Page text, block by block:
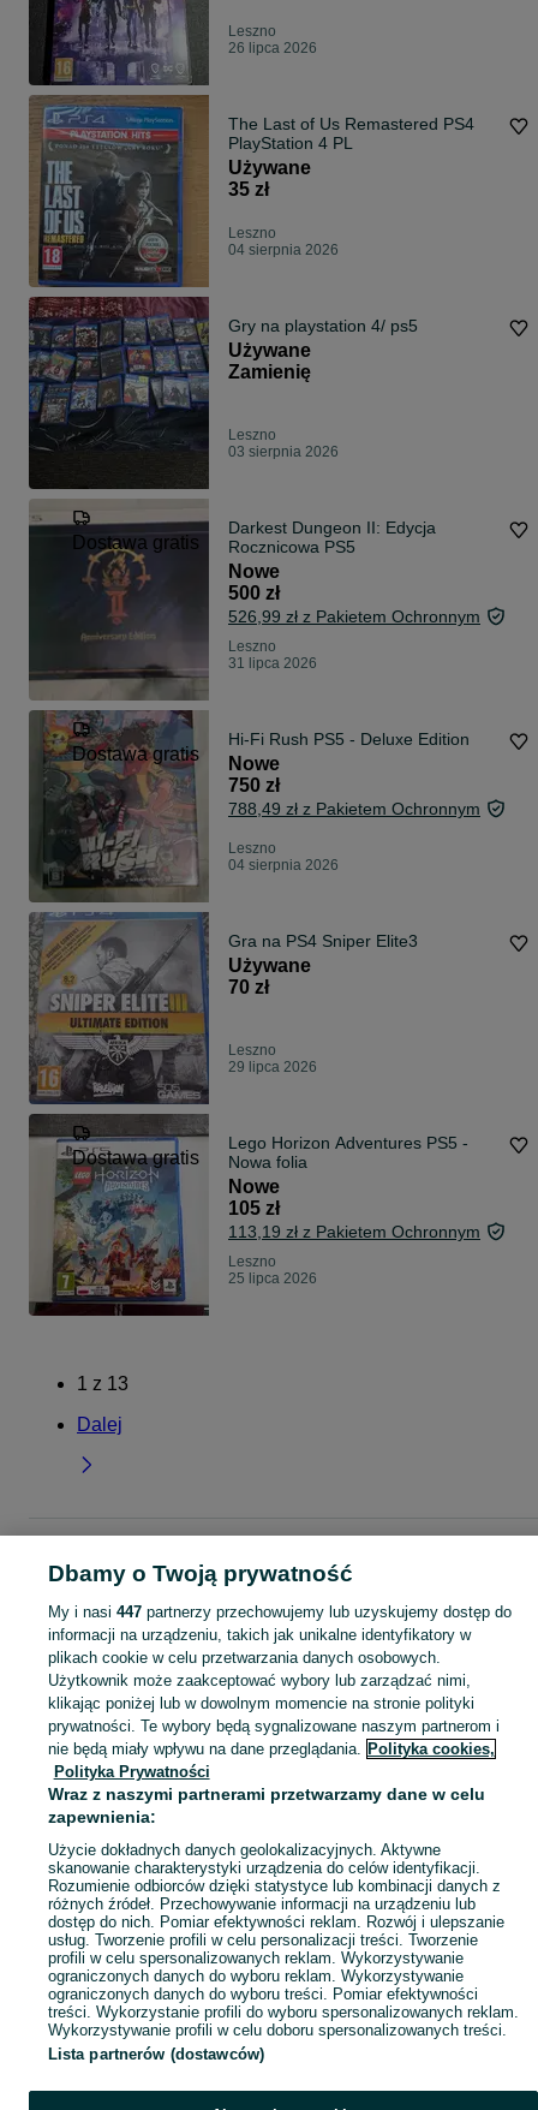
Leszno
26 lipca 2026
The Last of Us Remastered PS4
PlayStation 4 PL
Używane
35 zł
Leszno
04 sierpnia 2026
Gry na playstation 4/ ps5
Używane
Zamienię
Leszno
03 sierpnia 2026
Dostawa gratis
Darkest Dungeon II: Edycja
Rocznicowa PS5
Nowe
500 zł
526,99 zł z Pakietem Ochronnym
Leszno
31 lipca 2026
Dostawa gratis
Hi-Fi Rush PS5 - Deluxe Edition
Nowe
750 zł
788,49 zł z Pakietem Ochronnym
Leszno
04 sierpnia 2026
Gra na PS4 Sniper Elite3
Używane
70 zł
Leszno
29 lipca 2026
Dostawa gratis
Lego Horizon Adventures PS5 -
Nowa folia
Nowe
105 zł
113,19 zł z Pakietem Ochronnym
Leszno
25 lipca 2026
1 z 13
Dalej
Wielkopolskie
PlayStation - Leszno
KATEGORIA
Zobacz
Mapa kategorii
Mapa miejscowości
Mapa ministron
Popularne wyszukiwania
Dbamy o Twoją prywatność
My i nasi 447partnerzy przechowujemy lub uzyskujemy dostęp do
informacji na urządzeniu, takich jak unikalne identyfikatory w
plikach cookie w celu przetwarzania danych osobowych.
Użytkownik może zaakceptować wybory lub zarządzać nimi,
klikając poniżej lub w dowolnym momencie na stronie polityki
prywatności. Te wybory będą sygnalizowane naszym partnerom i
nie będą miały wpływu na dane przeglądania. Polityka cookies,
Polityka Prywatności
Wraz z naszymi partnerami przetwarzamy dane w celu
zapewnienia:
Użycie dokładnych danych geolokalizacyjnych. Aktywne
skanowanie charakterystyki urządzenia do celów identyfikacji.
Rozumienie odbiorców dzięki statystyce lub kombinacji danych z
różnych źródeł. Przechowywanie informacji na urządzeniu lub
dostęp do nich. Pomiar efektywności reklam. Rozwój i ulepszanie
usług. Tworzenie profili w celu personalizacji treści. Tworzenie
profili w celu spersonalizowanych reklam. Wykorzystywanie
ograniczonych danych do wyboru reklam. Wykorzystywanie
ograniczonych danych do wyboru treści. Pomiar efektywności
treści. Wykorzystanie profili do wyboru spersonalizowanych reklam.
Wykorzystywanie profili w celu doboru spersonalizowanych treści.
Lista partnerów (dostawców)